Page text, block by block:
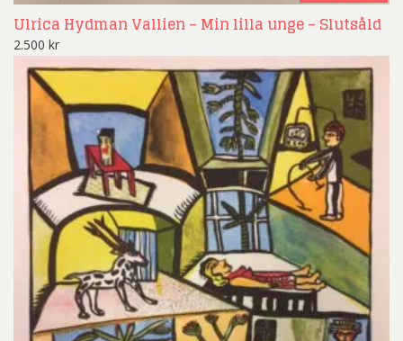
Ulrica Hydman Vallien – Min lilla unge – Slutsåld
2.500 kr